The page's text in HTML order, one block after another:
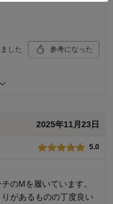
した 参考になった
1.0
2025年11月23日
5.0
のMを履いています。
があるものの丁度良い